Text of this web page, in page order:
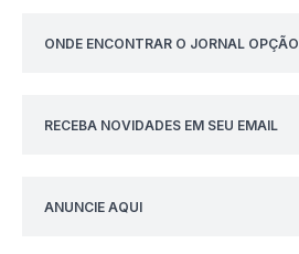
ONDE ENCONTRAR O JORNAL OPÇÃO
RECEBA NOVIDADES EM SEU EMAIL
ANUNCIE AQUI